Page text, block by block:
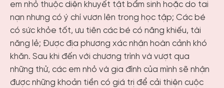
em nhỏ thuộc diện khuyết tật bẩm sinh hoặc do tai
nạn nhưng có ý chí vươn lên trong học tập; Các bé
có sức khỏe tốt, ưu tiên các bé có năng khiếu, tài
năng lẻ; Được địa phương xác nhận hoàn cảnh khó
khăn. Sau khi đến với chương trình và vượt qua
những thử, các em nhỏ và gia đình của mình sẽ nhận
được những khoản tiền có giá trị để cải thiện cuộc